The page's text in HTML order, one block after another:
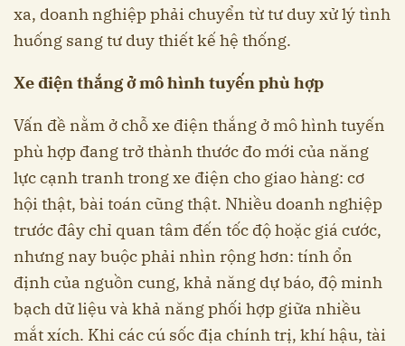
xa, doanh nghiệp phải chuyển từ tư duy xử lý tình
huống sang tư duy thiết kế hệ thống.
Xe điện thắng ở mô hình tuyến phù hợp
Vấn đề nằm ở chỗ xe điện thắng ở mô hình tuyến
phù hợp đang trở thành thước đo mới của năng
lực cạnh tranh trong xe điện cho giao hàng: cơ
hội thật, bài toán cũng thật. Nhiều doanh nghiệp
trước đây chỉ quan tâm đến tốc độ hoặc giá cước,
nhưng nay buộc phải nhìn rộng hơn: tính ổn
định của nguồn cung, khả năng dự báo, độ minh
bạch dữ liệu và khả năng phối hợp giữa nhiều
mắt xích. Khi các cú sốc địa chính trị, khí hậu, tài